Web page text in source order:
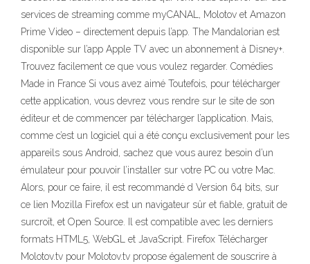
services de streaming comme myCANAL, Molotov et Amazon
Prime Video – directement depuis l’app. The Mandalorian est
disponible sur l’app Apple TV avec un abonnement à Disney+.
Trouvez facilement ce que vous voulez regarder. Comédies
Made in France Si vous avez aimé Toutefois, pour télécharger
cette application, vous devrez vous rendre sur le site de son
éditeur et de commencer par télécharger l’application. Mais,
comme c’est un logiciel qui a été conçu exclusivement pour les
appareils sous Android, sachez que vous aurez besoin d’un
émulateur pour pouvoir l’installer sur votre PC ou votre Mac.
Alors, pour ce faire, il est recommandé d Version 64 bits, sur
ce lien Mozilla Firefox est un navigateur sûr et fiable, gratuit de
surcroît, et Open Source. Il est compatible avec les derniers
formats HTML5, WebGL et JavaScript. Firefox Télécharger
Molotov.tv pour Molotov.tv propose également de souscrire à